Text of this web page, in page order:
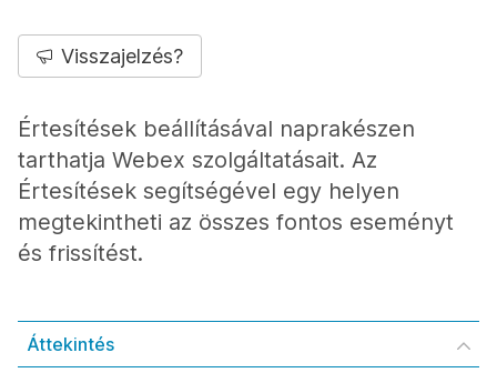
Visszajelzés?
Értesítések beállításával naprakészen
tarthatja Webex szolgáltatásait. Az
Értesítések segítségével egy helyen
megtekintheti az összes fontos eseményt
és frissítést.
Áttekintés